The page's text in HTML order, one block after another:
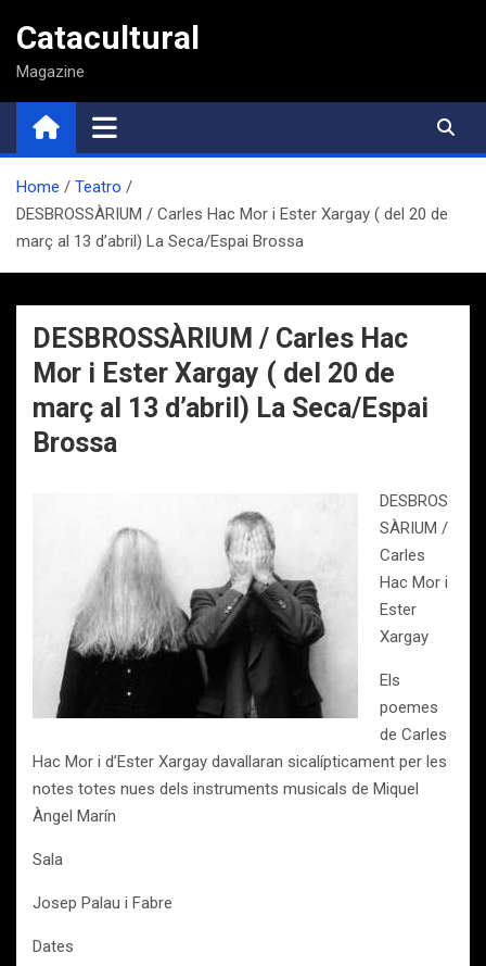
contenido
Catacultural
Magazine
Home
Teatro
DESBROSSÀRIUM / Carles Hac Mor i Ester Xargay ( del 20 de
març al 13 d’abril) La Seca/Espai Brossa
DESBROSSÀRIUM / Carles Hac
Mor i Ester Xargay ( del 20 de
març al 13 d’abril) La Seca/Espai
Brossa
DESBROS
SÀRIUM /
Carles
Hac Mor i
Ester
Xargay
Els
poemes
de Carles
Hac Mor i d’Ester Xargay davallaran sicalípticament per les
notes totes nues dels instruments musicals de Miquel
Àngel Marín
Sala
Josep Palau i Fabre
Dates